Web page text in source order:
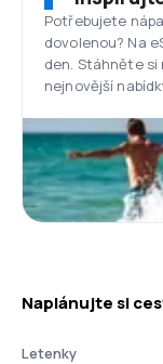
Potřebujete
dovolenou? Na
den. Stáhněte si
nejnovější
Naplánujte si
Letenky